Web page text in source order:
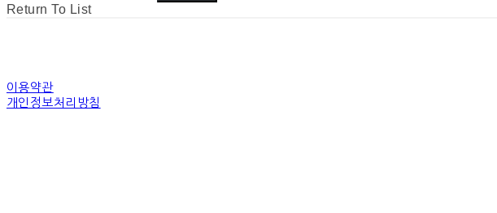
Return To List
이용약관
개인정보처리방침